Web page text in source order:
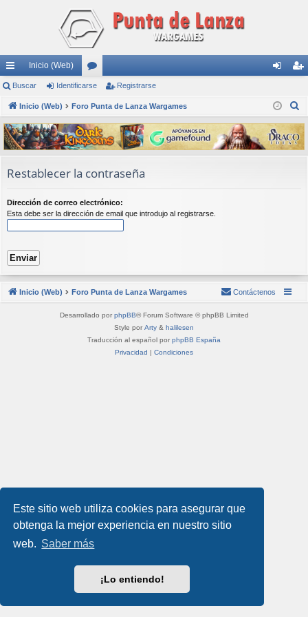
Este sitio web utiliza cookies para asegurar que
obtenga la mejor experiencia en nuestro sitio
web. Saber más
¡Lo entiendo!
nl
ac
es
rá
pi
s
Inicio (Web)
or
os nti
fic
ar
ist
ra
rs
Buscar Identificarse Registrarse
Inicio (Web) Foro Punta de Lanza Wargames
s
c
Restablecer la contraseña
Dirección de correo electrónico:
Esta debe ser la dirección de email que introdujo al registrarse.
Inicio (Web) Foro Punta de Lanza Wargames Contáctenos
Desarrollado por phpBB® Forum Software © phpBB Limited
Style por Arty & halilesen
Traducción al español por phpBB España
Privacidad
Condiciones